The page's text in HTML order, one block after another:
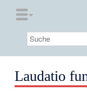
Laudatio